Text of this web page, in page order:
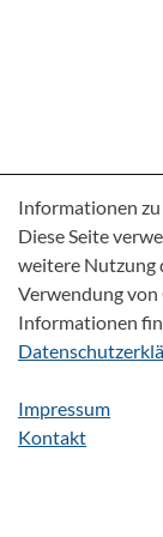
Informationen
Diese Seite
weitere Nutzung
Verwendung von
Informationen
Impressum
Kontakt